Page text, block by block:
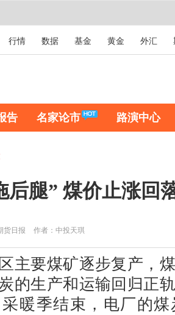
行情 数据 基金 黄金 外汇
告 名家论市 路演中心
后腿” 煤价止涨回
货日报 作者：中投天琪
要煤矿逐步复产，煤
的生产和运输回归正
暖季结束，电厂的